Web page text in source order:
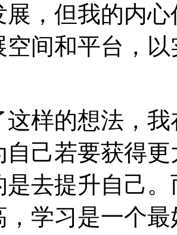
展，但我的内
空间和平台，
的想法，我
自己若要获得
是去提升自己
，学习是一个